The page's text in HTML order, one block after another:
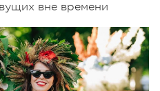
вне времени